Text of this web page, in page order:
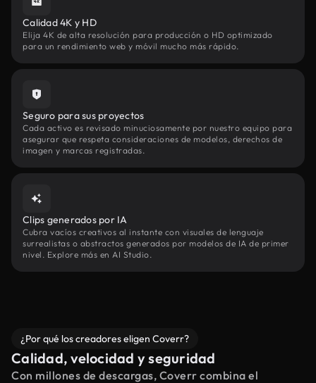
Calidad 4K y HD
Elija 4K de alta resolución para producción o HD optimizado
para un rendimiento web y móvil mucho más rápido.
Seguro para sus proyectos
Cada activo es revisado minuciosamente por nuestro equipo para
asegurar que respeta consideraciones de modelos, derechos de
imagen y marcas registradas.
Clips generados por IA
Cubra vacíos creativos al instante con visuales de lenguaje
surrealistas o abstractos generados por modelos de IA de primer
nivel. Explore más en AI Studio.
¿Por qué los creadores eligen Coverr?
Calidad, velocidad y seguridad
Con millones de descargas, Coverr combina el